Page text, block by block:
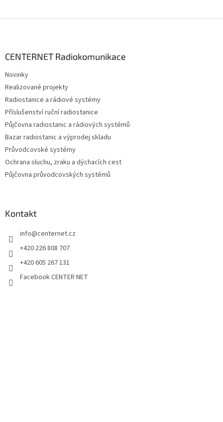
CENTERNET Radiokomunikace
Novinky
Realizované projekty
Radiostanice a rádiové systémy
Příslušenství ruční radiostanice
Půjčovna radiostanic a rádiových systémů
Bazar radiostanic a výprodej skladu
Průvodcovské systémy
Ochrana sluchu, zraku a dýchacích cest
Půjčovna průvodcovských systémů
Kontakt
info@centernet.cz
+420 226 808 707
+420 605 267 131
Facebook CENTER NET